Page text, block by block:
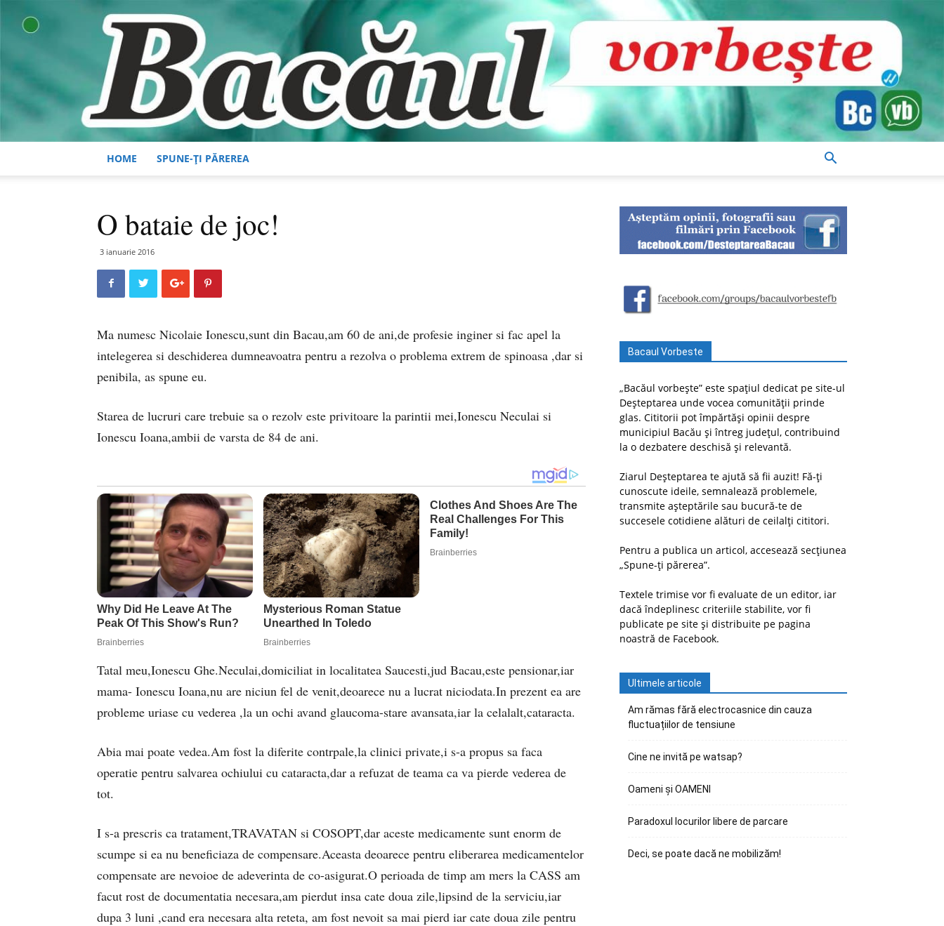
HOME SPUNE-ȚI PĂREREA
O bataie de joc!
3 ianuarie 2016
Ma numesc Nicolaie Ionescu,sunt din Bacau,am 60 de ani,de profesie inginer si fac apel la
intelegerea si deschiderea dumneavoatra pentru a rezolva o problema extrem de spinoasa ,dar si
penibila, as spune eu.
Starea de lucruri care trebuie sa o rezolv este privitoare la parintii mei,Ionescu Neculai si
Ionescu Ioana,ambii de varsta de 84 de ani.
Tatal meu,Ionescu Ghe.Neculai,domiciliat in localitatea Saucesti,jud Bacau,este pensionar,iar
mama- Ionescu Ioana,nu are niciun fel de venit,deoarece nu a lucrat niciodata.In prezent ea are
probleme uriase cu vederea ,la un ochi avand glaucoma-stare avansata,iar la celalalt,cataracta.
Abia mai poate vedea.Am fost la diferite contrpale,la clinici private,i s-a propus sa faca
operatie pentru salvarea ochiului cu cataracta,dar a refuzat de teama ca va pierde vederea de
tot.
I s-a prescris ca tratament,TRAVATAN si COSOPT,dar aceste medicamente sunt enorm de
scumpe si ea nu beneficiaza de compensare.Aceasta deoarece pentru eliberarea medicamentelor
compensate are nevoioe de adeverinta de co-asigurat.O perioada de timp am mers la CASS am
facut rost de documentatia necesara,am pierdut insa cate doua zile,lipsind de la serviciu,iar
dupa 3 luni ,cand era necesara alta reteta, am fost nevoit sa mai pierd iar cate doua zile pentru
Bacaul Vorbeste
„Bacăul vorbește” este spațiul dedicat pe site-ul
Deșteptarea unde vocea comunității prinde
glas. Cititorii pot împărtăși opinii despre
municipiul Bacău și întreg județul, contribuind
la o dezbatere deschisă și relevantă.
Ziarul Deșteptarea te ajută să fii auzit! Fă-ți
cunoscute ideile, semnalează problemele,
transmite așteptările sau bucură-te de
succesele cotidiene alături de ceilalți cititori.
Pentru a publica un articol, accesează secțiunea
„Spune-ți părerea”.
Textele trimise vor fi evaluate de un editor, iar
dacă îndeplinesc criteriile stabilite, vor fi
publicate pe site și distribuite pe pagina
noastră de Facebook.
Ultimele articole
Am rămas fără electrocasnice din cauza
fluctuațiilor de tensiune
Cine ne invită pe watsap?
Oameni și OAMENI
Paradoxul locurilor libere de parcare
Deci, se poate dacă ne mobilizăm!